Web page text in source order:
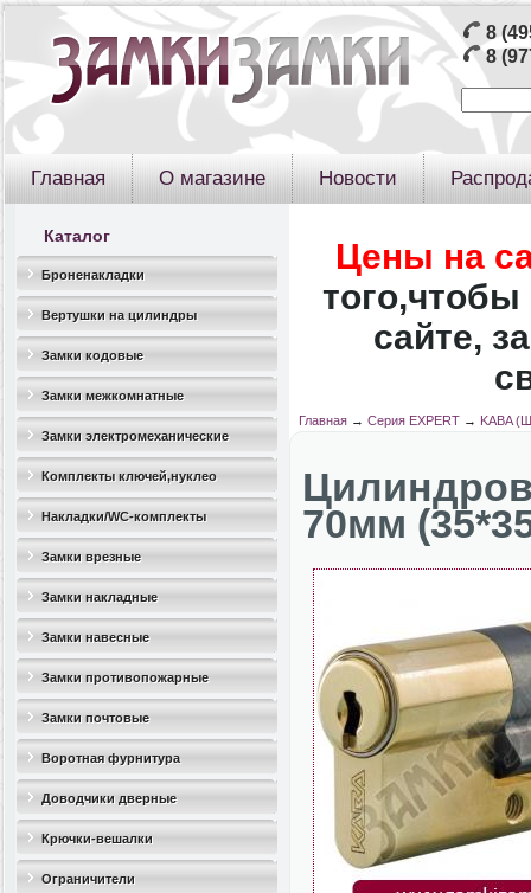
8
8
Главная О магазине Новости
Каталог
Броненакладки
Вертушки на цилиндры
Замки кодовые
Замки межкомнатные
Замки электромеханические
Комплекты ключей,нуклео
Накладки/WC-комплекты
Замки врезные
Замки накладные
Замки навесные
Замки противопожарные
Замки почтовые
Воротная фурнитура
Доводчики дверные
Крючки-вешалки
Ограничители
Цены на
того,чтобы
сайте,
Главная→ Серия EXPERT→ KABA
70мм